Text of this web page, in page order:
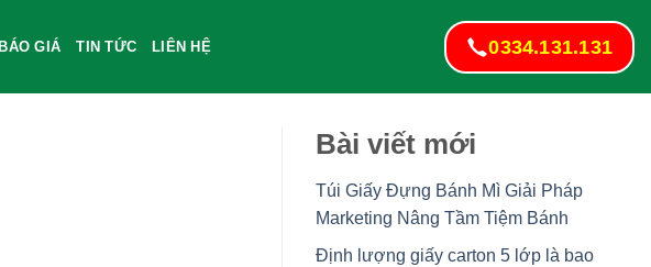
BÁO GIÁ TIN TỨC LIÊN HỆ 0334.131.131
Bài viết mới
Túi Giấy Đựng Bánh Mì Giải Pháp
Marketing Nâng Tầm Tiệm Bánh
Định lượng giấy carton 5 lớp là bao